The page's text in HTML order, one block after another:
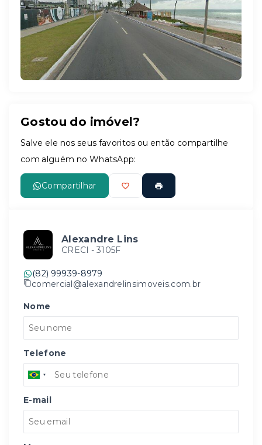
Leaflet
Gostou do imóvel?
Salve ele nos seus favoritos ou então compartilhe
com alguém no WhatsApp:
Compartilhar
Alexandre Lins
CRECI - 3105F
(82) 99939-8979
comercial@alexandrelinsimoveis.com.br
Nome
Telefone
E-mail